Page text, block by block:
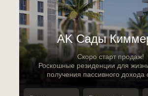
Скоро старт продаж!
Роскошные резиденции для
получения пассивного дохода
АK Сады